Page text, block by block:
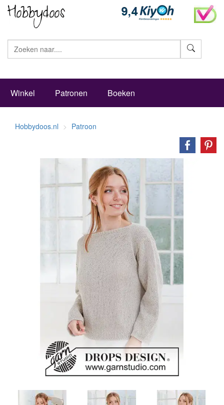
Winkel Patronen Boeken
Hobbydoos.nl Patroon